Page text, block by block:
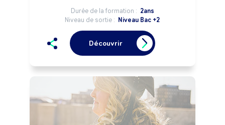
Durée de la formation : 2ans
Niveau de sortie : Niveau Bac +2
Découvrir